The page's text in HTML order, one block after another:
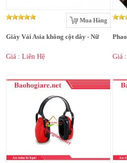
Mua Hàng
Giày Vải Asia không cột dây - Nữ
Giá : Liên Hệ Giá